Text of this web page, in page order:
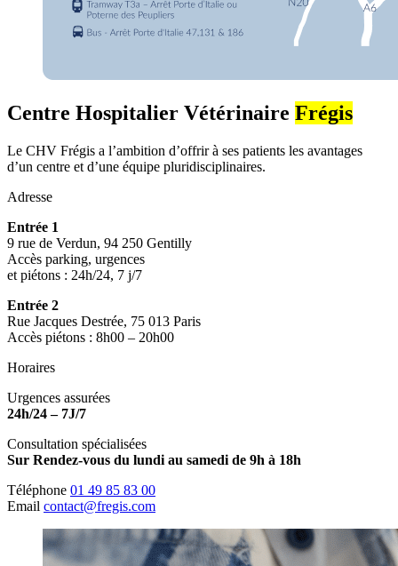
Centre Hospitalier Vétérinaire Frégis
Le CHV Frégis a l’ambition d’offrir à ses patients les avantages
d’un centre et d’une équipe pluridisciplinaires.
Adresse
Entrée 1
9 rue de Verdun, 94 250 Gentilly
Accès parking, urgences
et piétons : 24h/24, 7 j/7
Entrée 2
Rue Jacques Destrée, 75 013 Paris
Accès piétons : 8h00 – 20h00
Horaires
Urgences assurées
24h/24 – 7J/7
Consultation spécialisées
Sur Rendez-vous du lundi au samedi de 9h à 18h
Téléphone 01 49 85 83 00
Email contact@fregis.com